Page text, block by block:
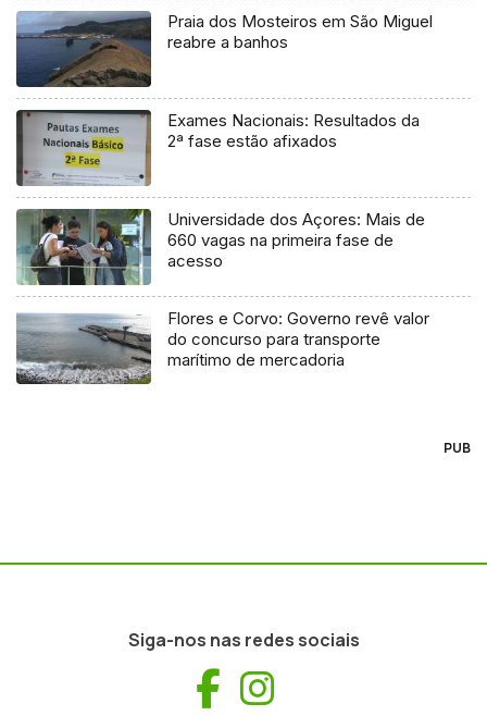
Praia dos Mosteiros em São Miguel
reabre a banhos
Exames Nacionais: Resultados da
2ª fase estão afixados
Universidade dos Açores: Mais de
660 vagas na primeira fase de
acesso
Flores e Corvo: Governo revê valor
do concurso para transporte
marítimo de mercadoria
PUB
Siga-nos nas redes sociais
Facebook